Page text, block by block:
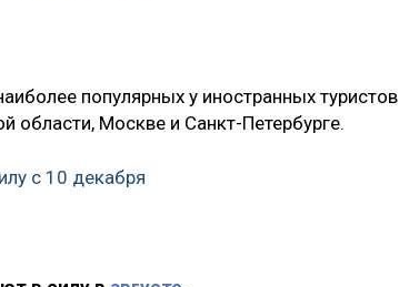
популярных у иностранных туристов
области, Москве и Санкт-Петербурге.
с 10 декабря